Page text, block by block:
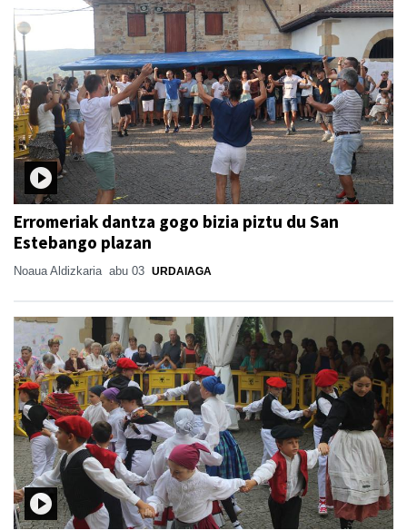
Erromeriak dantza gogo bizia piztu du San
Estebango plazan
Noaua Aldizkaria abu 03 URDAIAGA